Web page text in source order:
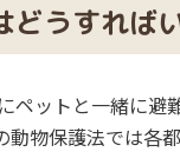
どうすれば
ペットと一緒に避
物保護法では各